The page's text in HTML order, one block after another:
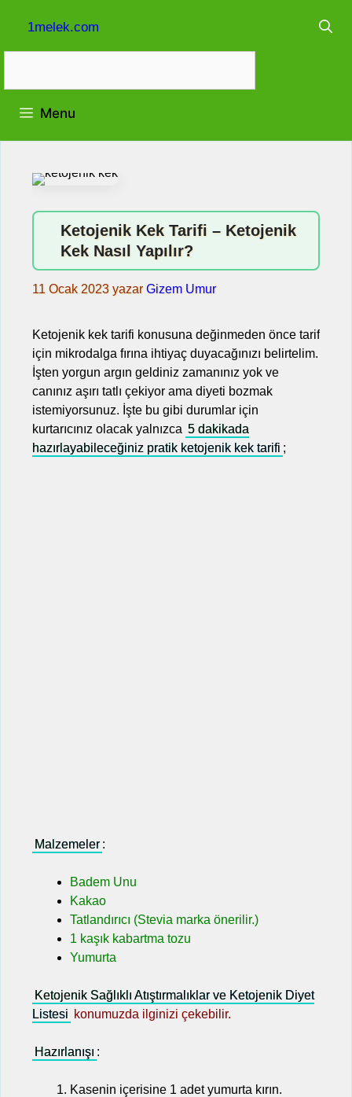
1melek.com
Menu
Ketojenik Kek Tarifi – Ketojenik
Kek Nasıl Yapılır?
11 Ocak 2023 yazarGizem Umur
Ketojenik kek tarifi konusuna değinmeden önce tarif
için mikrodalga fırına ihtiyaç duyacağınızı belirtelim.
İşten yorgun argın geldiniz zamanınız yok ve
canınız aşırı tatlı çekiyor ama diyeti bozmak
istemiyorsunuz. İşte bu gibi durumlar için
kurtarıcınız olacak yalnızca 5 dakikada
hazırlayabileceğiniz pratik ketojenik kek tarifi ;
Malzemeler :
Badem Unu
Kakao
Tatlandırıcı (Stevia marka önerilir.)
1 kaşık kabartma tozu
Yumurta
Ketojenik Sağlıklı Atıştırmalıklar ve Ketojenik Diyet
Listesi konumuzda ilginizi çekebilir.
Hazırlanışı :
Kasenin içerisine 1 adet yumurta kırın.